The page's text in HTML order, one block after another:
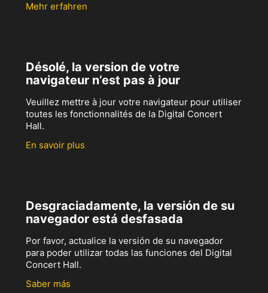
Mehr erfahren
Désolé, la version de votre
navigateur n’est pas à jour
Veuillez mettre à jour votre navigateur pour utiliser
toutes les fonctionnalités de la Digital Concert
Hall.
En savoir plus
Desgraciadamente, la versión de su
navegador está desfasada
Por favor, actualice la versión de su navegador
para poder utilizar todas las funciones del Digital
Concert Hall.
Saber más